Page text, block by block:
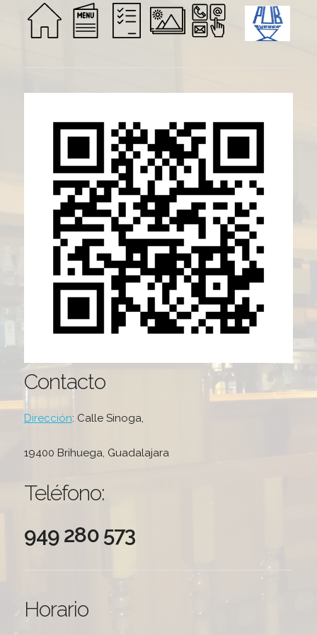
Contacto
Dirección: Calle Sinoga,
19400 Brihuega, Guadalajara
Teléfono:
949 280 573
Horario